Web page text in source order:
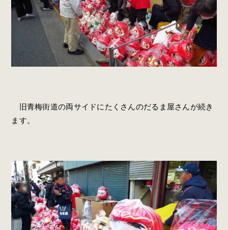
旧青梅街道の両サイドにたくさんのだるま屋さんが続き
ます。